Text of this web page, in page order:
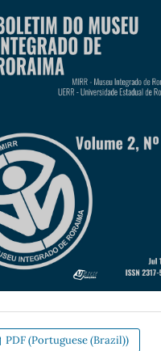
PDF (Portuguese (Brazil))